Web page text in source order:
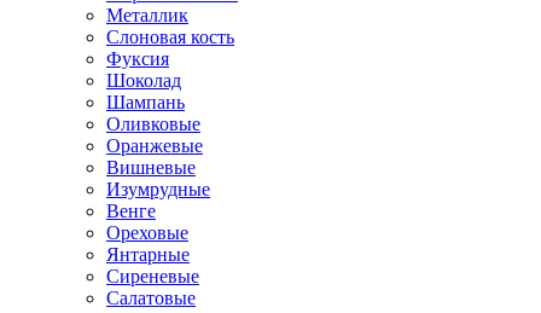
Металлик
Слоновая кость
Фуксия
Шоколад
Шампань
Оливковые
Оранжевые
Вишневые
Изумрудные
Венге
Ореховые
Янтарные
Сиреневые
Салатовые